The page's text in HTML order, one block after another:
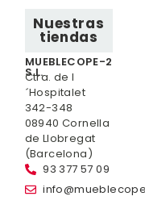
Nuestras
tiendas
MUEBLECOPE-2
S.L.
Ctra. de l
´Hospitalet
342-348
08940 Cornella
de Llobregat
(Barcelona)
93 377 57 09